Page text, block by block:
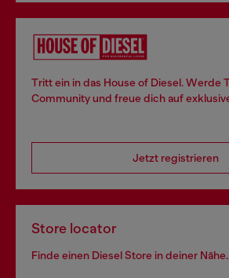
Tritt ein in das House of Diesel. Werde
Community und freue dich auf
Jetzt registrieren
Store locator
Finde einen Diesel Store in deiner Nähe.